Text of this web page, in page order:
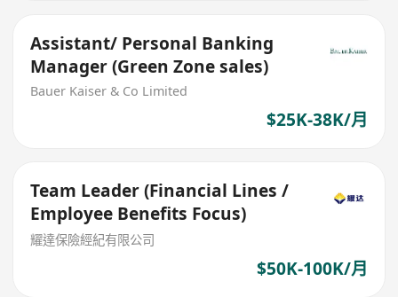
Assistant/ Personal Banking
Manager (Green Zone sales)
Bauer Kaiser & Co Limited
$25K-38K/月
Team Leader (Financial Lines /
Employee Benefits Focus)
耀達保險經紀有限公司
$50K-100K/月